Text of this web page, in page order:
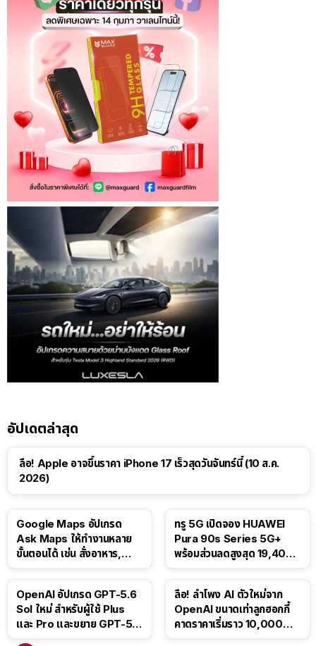
อัปเดตล่าสุด
ลือ! Apple อาจขึ้นราคา iPhone 17 เร็วสุดวันจันทร์นี้ (10 ส.ค.
2026)
Google Maps อัปเกรด
Ask Maps ให้ทำงานหลาย
ขั้นตอนได้ เช่น สั่งอาหาร,
ทรู 5G เปิดจอง HUAWEI
Pura 90s Series 5G+
พร้อมส่วนลดสูงสุด 19,400
OpenAI อัปเกรด GPT-5.6
Sol ใหม่ สำหรับผู้ใช้ Plus
และ Pro และขยาย GPT-5.6
ลือ! ลำโพง AI ตัวใหม่จาก
OpenAI ขนาดเท่าลูกฮอกกี้
คาดราคาเริ่มราว 10,000